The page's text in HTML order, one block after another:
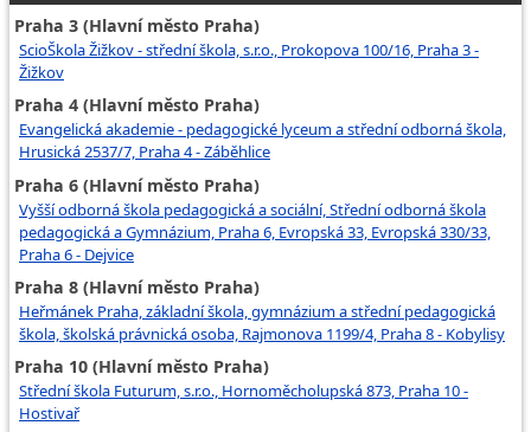
Praha 3 (Hlavní město Praha)
ScioŠkola Žižkov - střední škola, s.r.o., Prokopova 100/16, Praha 3 -
Žižkov
Praha 4 (Hlavní město Praha)
Evangelická akademie - pedagogické lyceum a střední odborná škola,
Hrusická 2537/7, Praha 4 - Záběhlice
Praha 6 (Hlavní město Praha)
Vyšší odborná škola pedagogická a sociální, Střední odborná škola
pedagogická a Gymnázium, Praha 6, Evropská 33, Evropská 330/33,
Praha 6 - Dejvice
Praha 8 (Hlavní město Praha)
Heřmánek Praha, základní škola, gymnázium a střední pedagogická
škola, školská právnická osoba, Rajmonova 1199/4, Praha 8 - Kobylisy
Praha 10 (Hlavní město Praha)
Střední škola Futurum, s.r.o., Hornoměcholupská 873, Praha 10 -
Hostivař